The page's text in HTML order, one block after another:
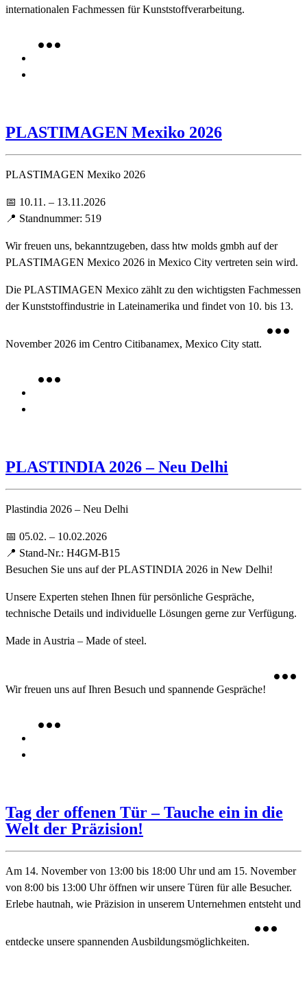
internationalen Fachmessen für Kunststoffverarbeitung.
PLASTIMAGEN Mexiko 2026
PLASTIMAGEN Mexiko 2026
📅 10.11. – 13.11.2026
📍 Standnummer: 519
Wir freuen uns, bekanntzugeben, dass htw molds gmbh auf der
PLASTIMAGEN Mexico 2026 in Mexico City vertreten sein wird.
Die PLASTIMAGEN Mexico zählt zu den wichtigsten Fachmessen
der Kunststoffindustrie in Lateinamerika und findet von 10. bis 13.
November 2026 im Centro Citibanamex, Mexico City statt.
PLASTINDIA 2026 – Neu Delhi
Plastindia 2026 – Neu Delhi
📅 05.02. – 10.02.2026
📍 Stand-Nr.: H4GM-B15
Besuchen Sie uns auf der PLASTINDIA 2026 in New Delhi!
Unsere Experten stehen Ihnen für persönliche Gespräche,
technische Details und individuelle Lösungen gerne zur Verfügung.
Made in Austria – Made of steel.
Wir freuen uns auf Ihren Besuch und spannende Gespräche!
Tag der offenen Tür – Tauche ein in die
Welt der Präzision!
Am 14. November von 13:00 bis 18:00 Uhr und am 15. November
von 8:00 bis 13:00 Uhr öffnen wir unsere Türen für alle Besucher.
Erlebe hautnah, wie Präzision in unserem Unternehmen entsteht und
entdecke unsere spannenden Ausbildungsmöglichkeiten.